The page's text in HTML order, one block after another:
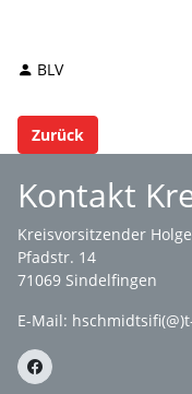
BLV
Zurück
Kontakt
Kreisvorsitzender
Pfadstr. 14
71069 Sindelfingen
E-Mail: